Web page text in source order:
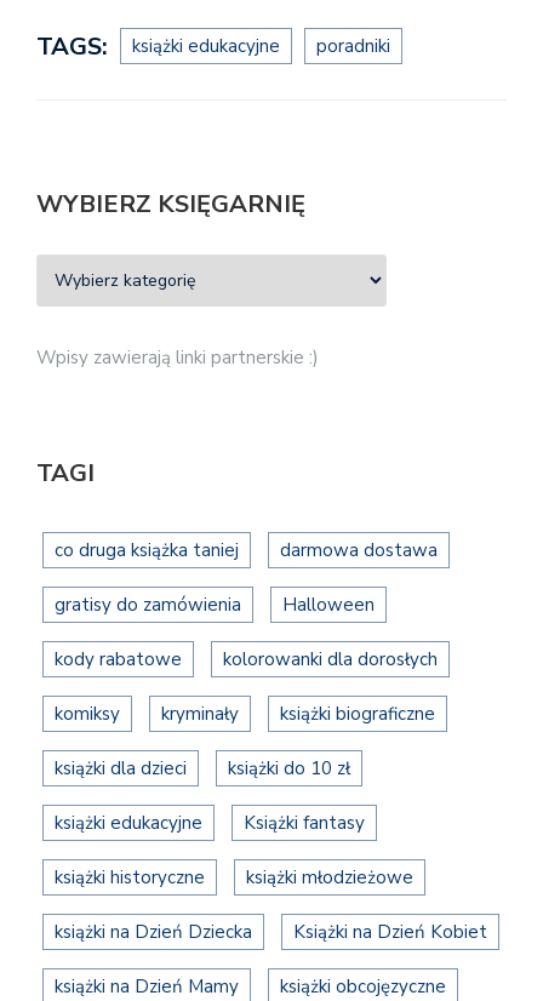
TAGS: książki edukacyjne poradniki
WYBIERZ KSIĘGARNIĘ
Wpisy zawierają linki partnerskie :)
TAGI
co druga książka taniej darmowa dostawa
gratisy do zamówienia Halloween
kody rabatowe kolorowanki dla dorosłych
komiksy kryminały książki biograficzne
książki dla dzieci książki do 10 zł
książki edukacyjne Książki fantasy
książki historyczne książki młodzieżowe
książki na Dzień Dziecka Książki na Dzień Kobiet
książki na Dzień Mamy książki obcojęzyczne